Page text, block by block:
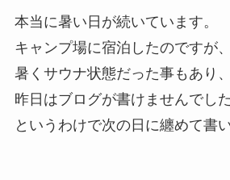
本当に暑い日が続いています。
キャンプ場に宿泊したのですが
暑くサウナ状態だった事もあり、
昨日はブログが書けませんでした
というわけで次の日に纏めて書